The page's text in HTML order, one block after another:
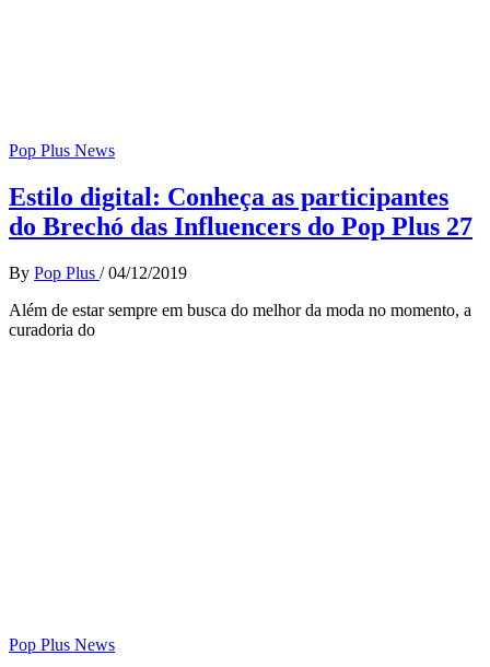
Pop Plus News
Estilo digital: Conheça as participantes
do Brechó das Influencers do Pop Plus 27
By Pop Plus / 04/12/2019
Além de estar sempre em busca do melhor da moda no momento, a
curadoria do
Pop Plus News